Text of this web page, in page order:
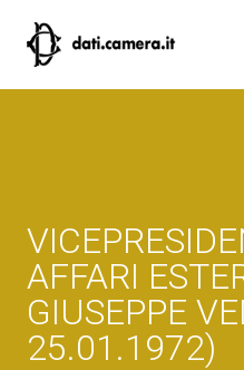
AFFARI
GIUSEPPE
25.01.1972)